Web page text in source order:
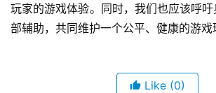
玩家的游戏体验。同时，我们也应该呼
部辅助，共同维护一个公平、健康的游戏
Like (0)